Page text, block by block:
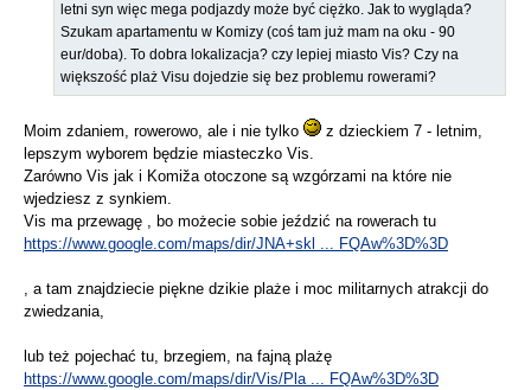
letni syn więc mega podjazdy może być ciężko. Jak to wygląda?
Szukam apartamentu w Komizy (coś tam już mam na oku - 90
eur/doba). To dobra lokalizacja? czy lepiej miasto Vis? Czy na
większość plaż Visu dojedzie się bez problemu rowerami?
Moim zdaniem, rowerowo, ale i nie tylko
z dzieckiem 7 - letnim,
lepszym wyborem będzie miasteczko Vis.
Zarówno Vis jak i Komiža otoczone są wzgórzami na które nie
wjedziesz z synkiem.
Vis ma przewagę , bo możecie sobie jeździć na rowerach tu
https://www.google.com/maps/dir/JNA+skl ... FQAw%3D%3D
, a tam znajdziecie piękne dzikie plaże i moc militarnych atrakcji do
zwiedzania,
lub też pojechać tu, brzegiem, na fajną plażę
https://www.google.com/maps/dir/Vis/Pla ... FQAw%3D%3D